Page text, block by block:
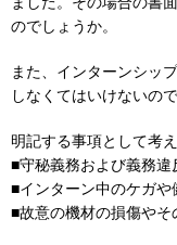
のでしょうか。
また、インターンシッ
しなくてはいけないの
明記する事項として考
■守秘義務および義務違
■インターン中のケガ
■故意の機材の損傷や